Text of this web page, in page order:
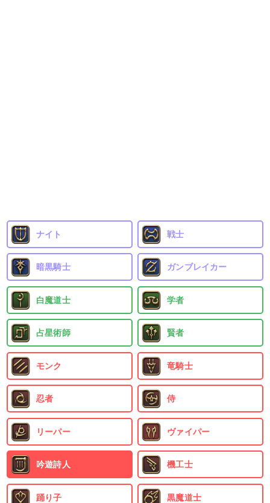
ナイト 戦士
暗黒騎士 ガンブレイカー
白魔道士 学者
占星術師 賢者
モンク 竜騎士
忍者 侍
リーパー ヴァイパー
吟遊詩人 機工士
踊り子 黒魔道士